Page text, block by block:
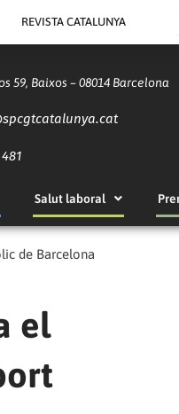
REVISTA CATALUNYA
59, Baixos – 08014 Barcelona
spcgtcatalunya.cat
Salut laboral
de Barcelona
el